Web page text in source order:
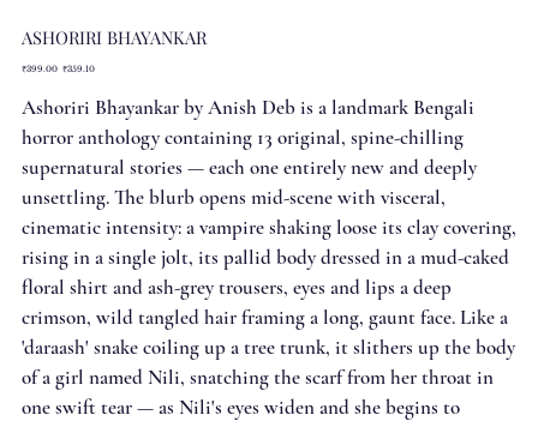
ASHORIRI BHAYANKAR
Original
₹399.00 Sale
₹359.10
Ashoriri Bhayankar by Anish Deb is a landmark Bengali
horror anthology containing 13 original, spine-chilling
supernatural stories — each one entirely new and deeply
unsettling. The blurb opens mid-scene with visceral,
cinematic intensity: a vampire shaking loose its clay covering,
rising in a single jolt, its pallid body dressed in a mud-caked
floral shirt and ash-grey trousers, eyes and lips a deep
crimson, wild tangled hair framing a long, gaunt face. Like a
'daraash' snake coiling up a tree trunk, it slithers up the body
of a girl named Nili, snatching the scarf from her throat in
one swift tear — as Nili's eyes widen and she begins to